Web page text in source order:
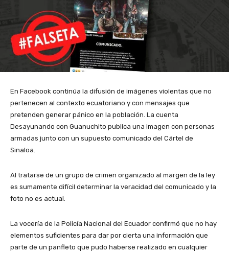
En Facebook continúa la difusión de imágenes violentas que no
pertenecen al contexto ecuatoriano y con mensajes que
pretenden generar pánico en la población. La cuenta
Desayunando con Guanuchito publica una imagen con personas
armadas junto con un supuesto comunicado del Cártel de
Sinaloa.
Al tratarse de un grupo de crimen organizado al margen de la ley
es sumamente difícil determinar la veracidad del comunicado y la
foto no es actual.
La vocería de la Policía Nacional del Ecuador confirmó que no hay
elementos suficientes para dar por cierta una información que
parte de un panfleto que pudo haberse realizado en cualquier